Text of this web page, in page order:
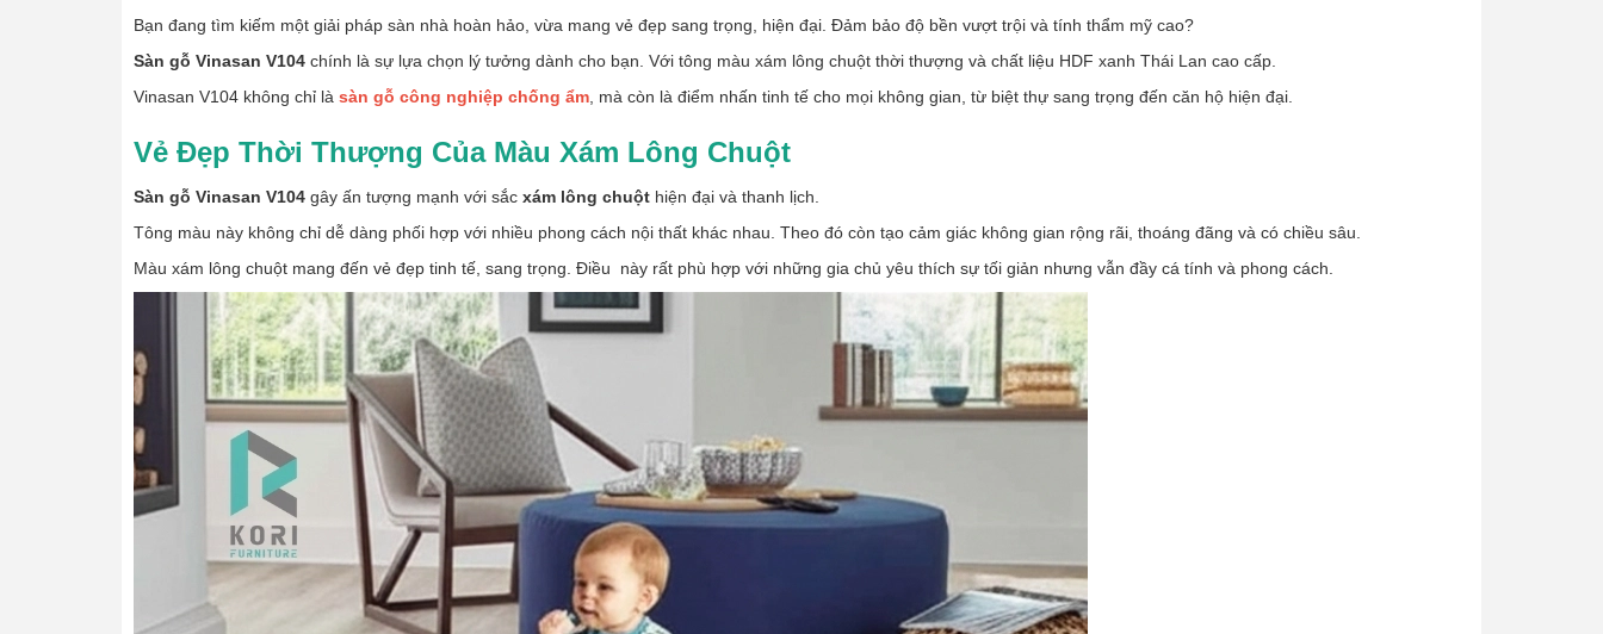
Bạn đang tìm kiếm một giải pháp sàn nhà hoàn hảo, vừa mang vẻ đẹp sang trọng, hiện đại. Đảm bảo độ bền vượt trội và tính thẩm mỹ cao?
Sàn gỗ Vinasan V104 chính là sự lựa chọn lý tưởng dành cho bạn. Với tông màu xám lông chuột thời thượng và chất liệu HDF xanh Thái Lan cao cấp.
Vinasan V104 không chỉ là sàn gỗ công nghiệp chống ẩm , mà còn là điểm nhấn tinh tế cho mọi không gian, từ biệt thự sang trọng đến căn hộ hiện đại.
Vẻ Đẹp Thời Thượng Của Màu Xám Lông Chuột
Sàn gỗ Vinasan V104 gây ấn tượng mạnh với sắc xám lông chuột hiện đại và thanh lịch.
Tông màu này không chỉ dễ dàng phối hợp với nhiều phong cách nội thất khác nhau. Theo đó còn tạo cảm giác không gian rộng rãi, thoáng đãng và có chiều sâu.
Màu xám lông chuột mang đến vẻ đẹp tinh tế, sang trọng. Điều này rất phù hợp với những gia chủ yêu thích sự tối giản nhưng vẫn đầy cá tính và phong cách.